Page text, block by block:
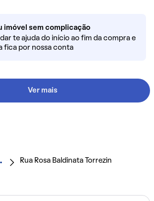
imóvel sem complicação
te ajuda do início ao fim da compra e
fica por nossa conta
Ver mais
Rua Rosa Baldinata Torrezin